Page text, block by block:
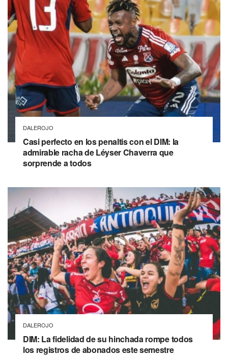
DALEROJO
Casi perfecto en los penaltis con el DIM: la
admirable racha de Léyser Chaverra que
sorprende a todos
DALEROJO
DIM: La fidelidad de su hinchada rompe todos
los registros de abonados este semestre